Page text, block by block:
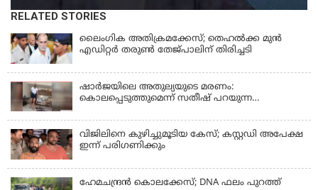
RELATED STORIES
ലൈംഗിക അതിക്രമക്കേസ്; തെഹല്‍ക്ക മുന്‍
എഡിറ്റര്‍ തരുൺ തേജ്പാലിന് തിരിച്ചടി
ഷാർജയിലെ അതുല്യയുടെ മരണം:
കൊലപ്പെടുത്തുമെന്ന് സതീഷ് പറയുന്ന
വിജിലിനെ കുഴിച്ചുമൂടിയ കേസ്; കസ്റ്റഡി അപേക്ഷ
ഇന്ന് പരിഗണിക്കും
ഹേമചന്ദ്രൻ കൊലക്കേസ്; DNA ഫലം പുറത്ത്